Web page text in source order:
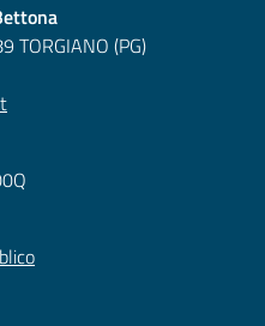
TORGIANO (PG)